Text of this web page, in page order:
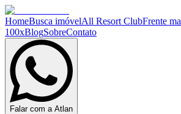
HomeBusca imóvelAll Resort ClubFrente
100xBlogSobreContato
Falar com a Atlan